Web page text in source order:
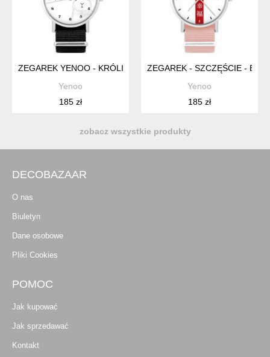
ZEGAREK YENOO - KRÓLIK - CZARNY, NYLONOWY
Yenoo
185 zł
ZEGAREK - SZCZĘŚCIE -
Yenoo
185 zł
zobacz wszystkie produkty
DECOBAZAAR
O nas
Biuletyn
Dane osobowe
Pliki Cookies
POMOC
Jak kupować
Jak sprzedawać
Kontakt